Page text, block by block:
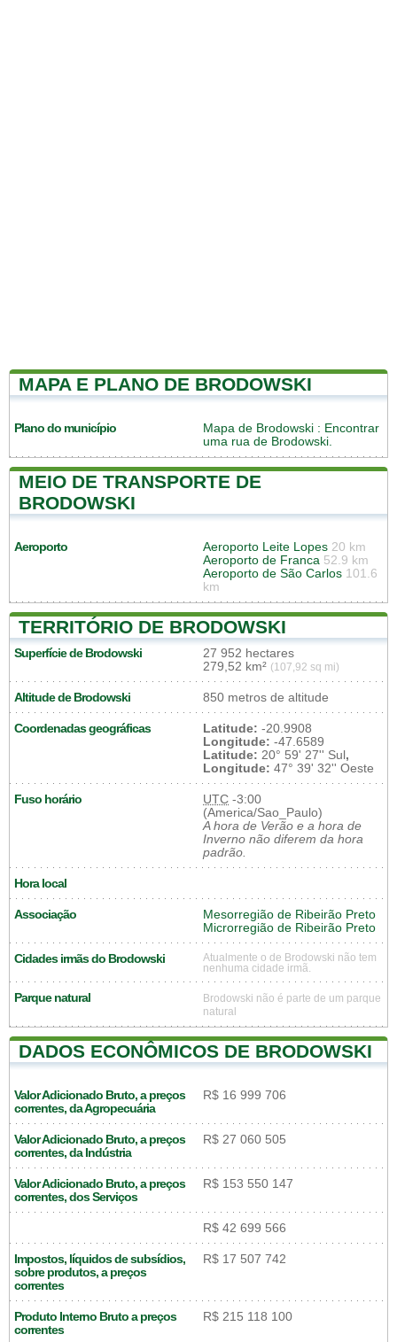
MAPA E PLANO DE BRODOWSKI
Plano do município Mapa de Brodowski : Encontrar
uma rua de Brodowski.
MEIO DE TRANSPORTE DE
BRODOWSKI
Aeroporto Aeroporto Leite Lopes 20 km
Aeroporto de Franca 52.9 km
Aeroporto de São Carlos 101.6
km
TERRITÓRIO DE BRODOWSKI
Superfície de Brodowski
27 952 hectares
279,52 km² (107,92 sq mi)
Altitude de Brodowski 850 metros de altitude
Coordenadas geográficas Latitude: -20.9908
Longitude: -47.6589
Latitude: 20° 59' 27'' Sul,
Longitude: 47° 39' 32'' Oeste
Fuso horário UTC -3:00
(America/Sao_Paulo)
A hora de Verão e a hora de
Inverno não diferem da hora
padrão.
Hora local
Associação
Mesorregião de Ribeirão Preto
Microrregião de Ribeirão Preto
Cidades irmãs do Brodowski
Atualmente o de Brodowski não tem
nenhuma cidade irmã.
Parque natural
Brodowski não é parte de um parque
natural
DADOS ECONÔMICOS DE BRODOWSKI
Valor Adicionado Bruto, a preços
correntes, da Agropecuária
R$ 16 999 706
Valor Adicionado Bruto, a preços
correntes, da Indústria
R$ 27 060 505
Valor Adicionado Bruto, a preços
correntes, dos Serviços
R$ 153 550 147
R$ 42 699 566
Impostos, líquidos de subsídios,
sobre produtos, a preços
correntes
R$ 17 507 742
Produto Interno Bruto a preços
correntes
R$ 215 118 100